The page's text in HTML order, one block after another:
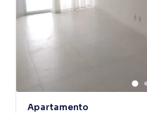
Apartamento